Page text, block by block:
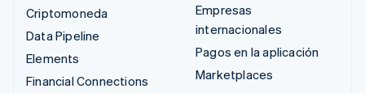
Criptomoneda
Data Pipeline
Elements
Financial Connections
Empresas
internacionales
Pagos en la aplicación
Marketplaces